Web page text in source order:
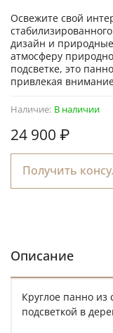
Наличие: В наличии
24 900 ₽
Получить
Освежите свой
дизайн и природные
атмосферу
подсветке, это
привлекая
Описание
Круглое панно из
подсветкой в